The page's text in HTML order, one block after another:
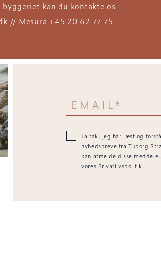
byggeriet kan du kontakte os
// Mesura +45 20 62 77 75
Ja tak, jeg har læst og
nyhedsbreve fra Tuborg
kan afmelde disse
vores Privatlivspolitik.